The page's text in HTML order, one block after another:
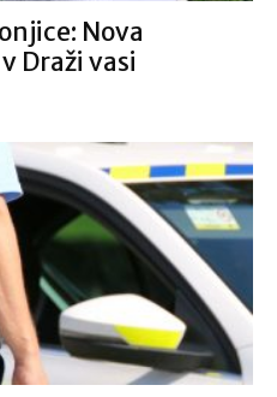
Nova
Draži vasi